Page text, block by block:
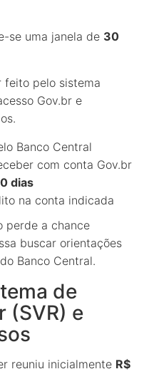
se uma janela de 30
feito pelo sistema
Gov.br e
Banco Central
com conta Gov.br
dias
na conta indicada
perde a chance
buscar orientações
Banco Central.
de
(SVR) e
reuniu inicialmente R$